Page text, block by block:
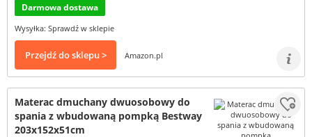
Darmowa dostawa
Wysyłka: Sprawdź w sklepie
Przejdź do sklepu > Amazon.pl
Materac dmuchany dwuosobowy do
spania z wbudowaną pompką Bestway
203x152x51cm